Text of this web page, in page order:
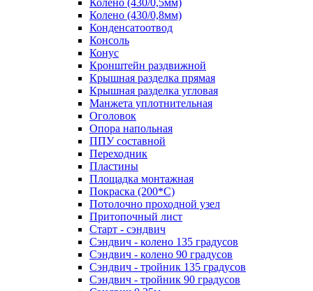
Колено (430/0,5мм)
Колено (430/0,8мм)
Конденсатоотвод
Консоль
Конус
Кронштейн раздвижной
Крышная разделка прямая
Крышная разделка угловая
Манжета уплотнительная
Оголовок
Опора напольная
ППУ составной
Переходник
Пластины
Площадка монтажная
Покраска (200*С)
Потолочно проходной узел
Притопочный лист
Старт - сэндвич
Сэндвич - колено 135 градусов
Сэндвич - колено 90 градусов
Сэндвич - тройник 135 градусов
Сэндвич - тройник 90 градусов